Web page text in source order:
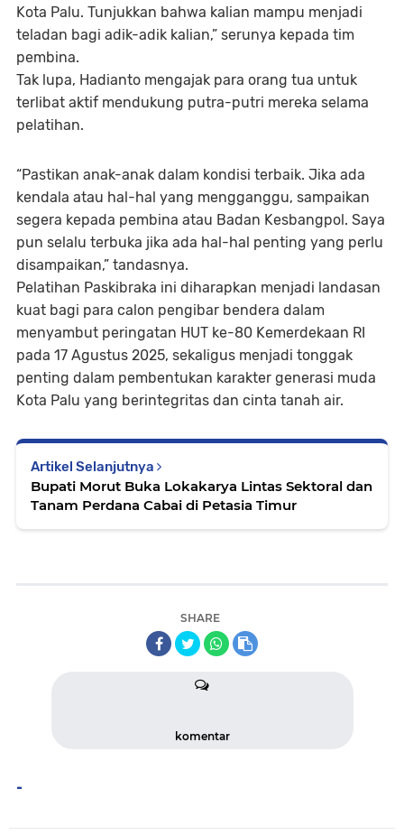
Kota Palu. Tunjukkan bahwa kalian mampu menjadi
teladan bagi adik-adik kalian,” serunya kepada tim
pembina.
Tak lupa, Hadianto mengajak para orang tua untuk
terlibat aktif mendukung putra-putri mereka selama
pelatihan.
“Pastikan anak-anak dalam kondisi terbaik. Jika ada
kendala atau hal-hal yang mengganggu, sampaikan
segera kepada pembina atau Badan Kesbangpol. Saya
pun selalu terbuka jika ada hal-hal penting yang perlu
disampaikan,” tandasnya.
Pelatihan Paskibraka ini diharapkan menjadi landasan
kuat bagi para calon pengibar bendera dalam
menyambut peringatan HUT ke-80 Kemerdekaan RI
pada 17 Agustus 2025, sekaligus menjadi tonggak
penting dalam pembentukan karakter generasi muda
Kota Palu yang berintegritas dan cinta tanah air.
Artikel Selanjutnya
Bupati Morut Buka Lokakarya Lintas Sektoral dan
Tanam Perdana Cabai di Petasia Timur
SHARE
komentar
-